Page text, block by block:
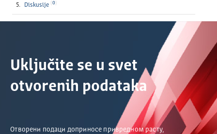
Diskusije 0
Uključite se u svet
otvorenih podataka
Отворени подаци доприносе привредном расту,